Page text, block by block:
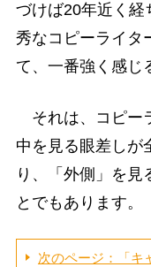
づけば20年近く経
秀なコピーライタ
て、一番強く感じ
それは、コピー
中を見る眼差しが
り、「外側」を見
とでもあります。
次のページ：「キ